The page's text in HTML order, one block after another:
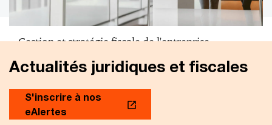
Gestion et stratégie fiscale de l'entreprise
Actualités juridiques et fiscales
S'inscrire à nos
eAlertes